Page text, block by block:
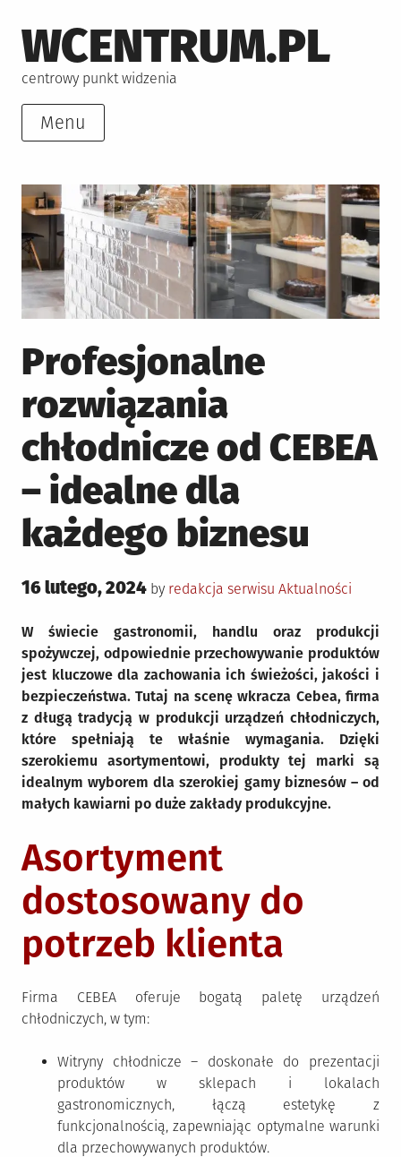
to
content
WCENTRUM.PL
centrowy punkt widzenia
Menu
Profesjonalne
rozwiązania
chłodnicze od CEBEA
– idealne dla
każdego biznesu
Posted
16 lutego, 2024 by redakcja serwisu Posted
Aktualności
W świecie gastronomii, handlu oraz produkcji
spożywczej, odpowiednie przechowywanie produktów
jest kluczowe dla zachowania ich świeżości, jakości i
bezpieczeństwa. Tutaj na scenę wkracza Cebea, firma
z długą tradycją w produkcji urządzeń chłodniczych,
które spełniają te właśnie wymagania. Dzięki
szerokiemu asortymentowi, produkty tej marki są
idealnym wyborem dla szerokiej gamy biznesów – od
małych kawiarni po duże zakłady produkcyjne.
Asortyment
dostosowany do
potrzeb klienta
Firma CEBEA oferuje bogatą paletę urządzeń
chłodniczych, w tym:
Witryny chłodnicze – doskonałe do prezentacji
produktów w sklepach i lokalach
gastronomicznych, łączą estetykę z
funkcjonalnością, zapewniając optymalne warunki
dla przechowywanych produktów.